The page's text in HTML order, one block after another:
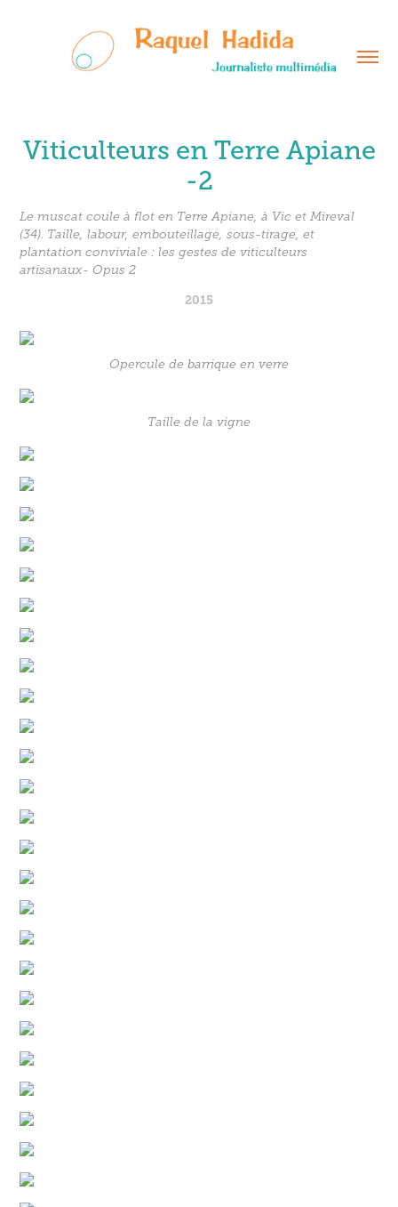
Viticulteurs en Terre Apiane
-2
Le muscat coule à flot en Terre Apiane, à Vic et Mireval
(34). Taille, labour, embouteillage, sous-tirage, et
plantation conviviale : les gestes de viticulteurs
artisanaux- Opus 2
2015
Opercule de barrique en verre
Taille de la vigne